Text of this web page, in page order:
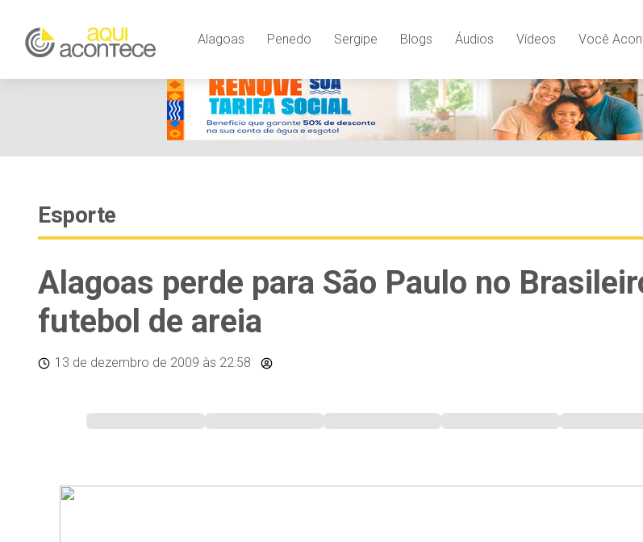
Alagoas Penedo Sergipe Blogs Áudios Vídeos Você
Esporte
Alagoas perde para São Paulo no
futebol de areia
13 de dezembro de 2009 às 22:58